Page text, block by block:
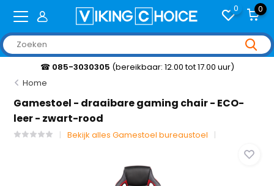
0 0
☎ 085-3030305 (bereikbaar: 12.00 tot 17.00 uur)
Home
Gamestoel - draaibare gaming chair - ECO-
leer - zwart-rood
Bekijk alles Gamestoel bureaustoel